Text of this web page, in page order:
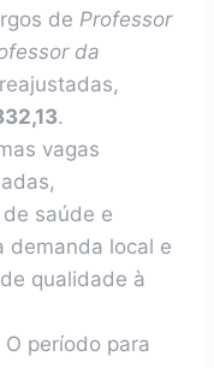
de Professor
da
.
vagas
saúde e
demanda local e
qualidade à
O período para